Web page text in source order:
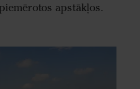
apstākļos.